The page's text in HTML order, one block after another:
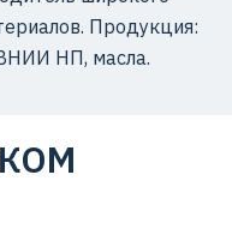
Продукция:
НП, масла.